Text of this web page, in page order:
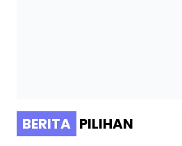
BERITA PILIHAN